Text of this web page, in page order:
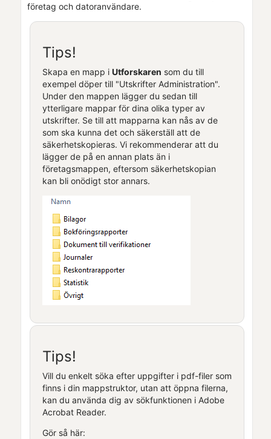
företag och datoranvändare.
Tips!
Skapa en mapp i Utforskaren som du till
exempel döper till "Utskrifter Administration".
Under den mappen lägger du sedan till
ytterligare mappar för dina olika typer av
utskrifter. Se till att mapparna kan nås av de
som ska kunna det och säkerställ att de
säkerhetskopieras. Vi rekommenderar att du
lägger de på en annan plats än i
företagsmappen, eftersom säkerhetskopian
kan bli onödigt stor annars.
Tips!
Vill du enkelt söka efter uppgifter i pdf-filer som
finns i din mappstruktor, utan att öppna filerna,
kan du använda dig av sökfunktionen i Adobe
Acrobat Reader.
Gör så här: